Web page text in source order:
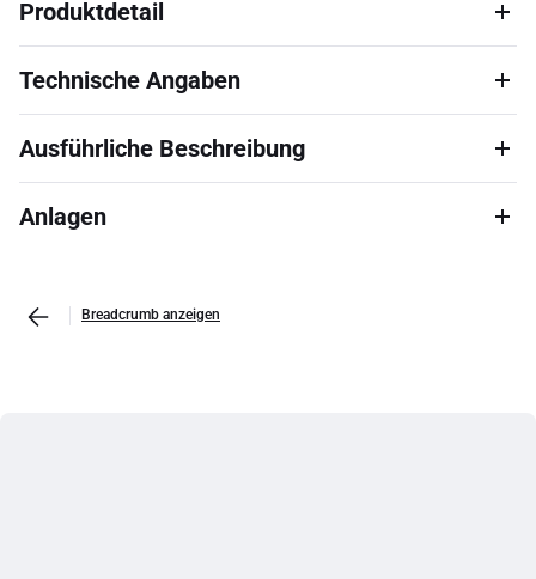
Produktdetail
Technische Angaben
Ausführliche Beschreibung
Anlagen
Breadcrumb anzeigen